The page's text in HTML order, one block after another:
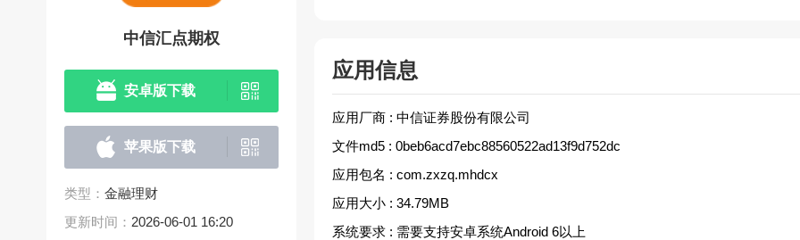
中信汇点期权
安卓版下载
苹果版下载
类型： 金融理财
更新时间： 2026-06-01 16:20
应用信息
应用厂商 : 中信证券股份有限公司
文件md5 : 0beb6acd7ebc88560522ad13f9d752dc
应用包名 : com.zxzq.mhdcx
应用大小 : 34.79MB
系统要求 : 需要支持安卓系统Android 6以上